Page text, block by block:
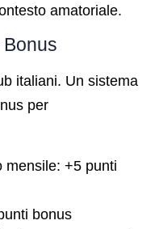
amatoriale.
italiani. Un sistema
per
mensile: +5 punti
bonus